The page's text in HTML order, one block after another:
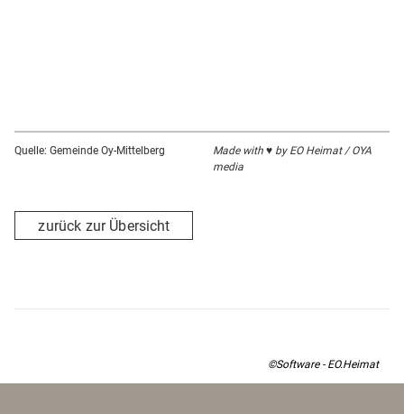
Quelle: Gemeinde Oy-Mittelberg
Made with ♥ by EO Heimat / OYA
media
zurück zur Übersicht
©Software - EO.Heimat